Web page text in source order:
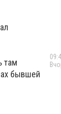
там
бывшей